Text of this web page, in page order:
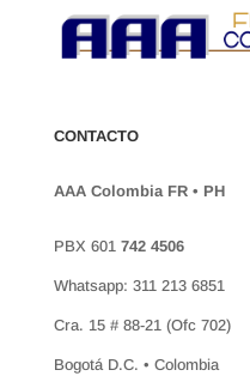
CONTACTO
AAA Colombia FR • PH
PBX 601 742 4506
Whatsapp: 311 213 6851
Cra. 15 # 88-21 (Ofc 702)
Bogotá D.C. • Colombia